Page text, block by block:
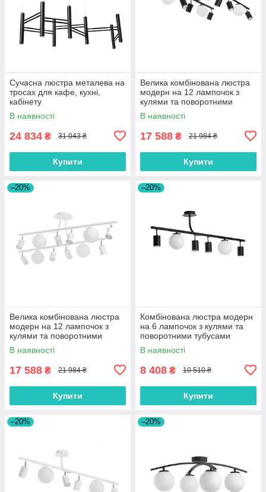
Сучасна люстра металева на
тросах для кафе, кухні,
кабінету
В наявності
24 834 ₴ 31 043 ₴
Купити
Велика комбінована люстра
модерн на 12 лампочок з
кулями та поворотними
тубусами
В наявності
17 588 ₴ 21 984 ₴
Купити
–20%
Велика комбінована люстра
модерн на 12 лампочок з
кулями та поворотними
тубусами
В наявності
17 588 ₴ 21 984 ₴
Купити
–20%
Комбінована люстра модерн
на 6 лампочок з кулями та
поворотними тубусами
В наявності
8 408 ₴ 10 510 ₴
Купити
–20% –20%